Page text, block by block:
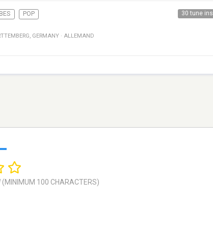
POP 30 tune ins
, GERMANY · ALLEMAND